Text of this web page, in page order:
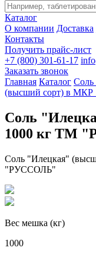
Каталог
О компании Доставка
Контакты
Получить прайс-лист
+7 (800) 301-61-17
Заказать звонок
Главная Каталог Соль
(высший сорт) в
Соль
1000 кг ТМ
Соль "Илецкая"
"РУССОЛЬ"
Вес мешка (кг)
1000